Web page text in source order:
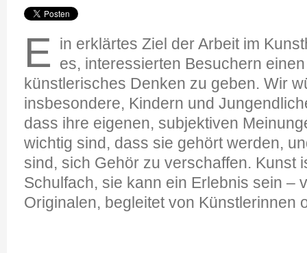
E in erklärtes Ziel der Arbeit im
es, interessierten Besuchern
künstlerisches Denken zu geben. Wir
insbesondere, Kindern und
dass ihre eigenen, subjektiven
wichtig sind, dass sie gehört werden,
sind, sich Gehör zu verschaffen. Kunst
Schulfach, sie kann ein Erlebnis sein –
Originalen, begleitet von Künstlerinnen